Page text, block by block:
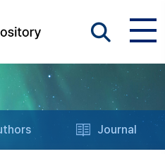
Journal